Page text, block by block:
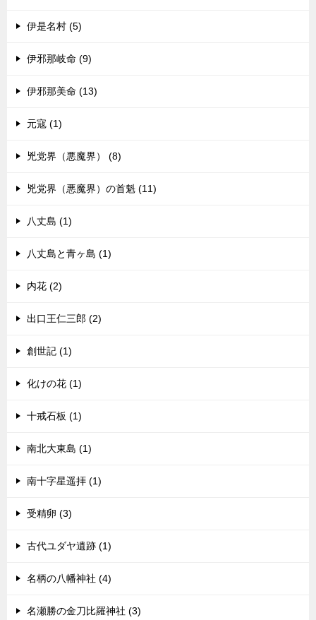
伊是名村 (5)
伊邪那岐命 (9)
伊邪那美命 (13)
元寇 (1)
兇党界（悪魔界） (8)
兇党界（悪魔界）の首魁 (11)
八丈島 (1)
八丈島と青ヶ島 (1)
内花 (2)
出口王仁三郎 (2)
創世記 (1)
化けの花 (1)
十戒石板 (1)
南北大東島 (1)
南十字星遥拝 (1)
受精卵 (3)
古代ユダヤ遺跡 (1)
名柄の八幡神社 (4)
名瀬勝の金刀比羅神社 (3)